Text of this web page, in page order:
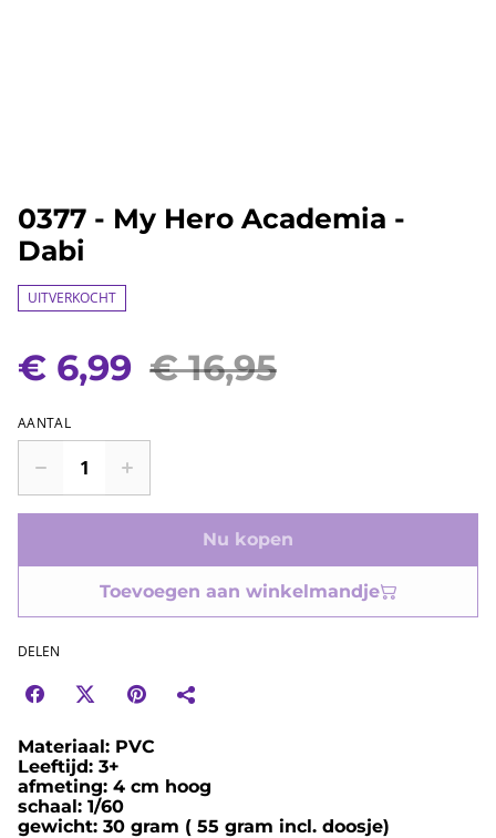
0377 - My Hero Academia -
Dabi
UITVERKOCHT
€ 6,99 € 16,95
AANTAL
Nu kopen
Toevoegen aan winkelmandje
DELEN
Materiaal: PVC
Leeftijd: 3+
afmeting: 4 cm hoog
schaal: 1/60
gewicht: 30 gram ( 55 gram incl. doosje)